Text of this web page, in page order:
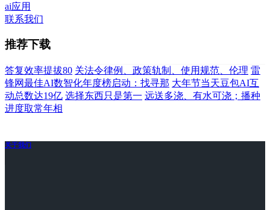
ai应用
联系我们
推荐下载
答复效率提拔80 关法令律例、政策轨制、使用规范、伦理 雷
锋网最佳AI数智化年度榜启动：找寻那 大年节当天豆包AI互
动总数达19亿 选择东西只是第一 远送多浇、有水可浇；播种
进度取常年相
关于我们